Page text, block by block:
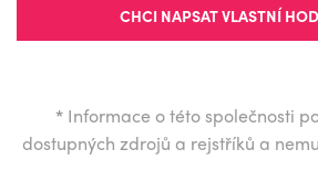
CHCI NAPSAT VLASTNÍ
* Informace o této společnosti
dostupných zdrojů a rejstříků a